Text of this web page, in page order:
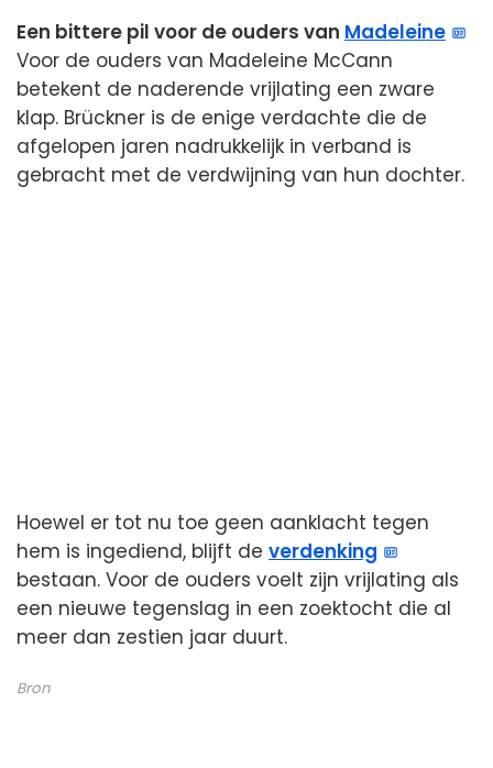
Een bittere pil voor de ouders van Madeleine
Voor de ouders van Madeleine McCann
betekent de naderende vrijlating een zware
klap. Brückner is de enige verdachte die de
afgelopen jaren nadrukkelijk in verband is
gebracht met de verdwijning van hun dochter.
Hoewel er tot nu toe geen aanklacht tegen
hem is ingediend, blijft de verdenking
bestaan. Voor de ouders voelt zijn vrijlating als
een nieuwe tegenslag in een zoektocht die al
meer dan zestien jaar duurt.
Bron